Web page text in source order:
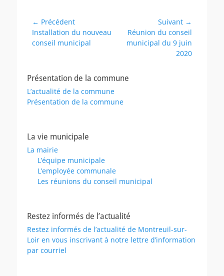
Navigation
de
l’article
← Précédent
Article
précédent :
Installation du nouveau
conseil municipal
Suivant →
Article
suivant :
Réunion du conseil
municipal du 9 juin
2020
Présentation de la commune
L’actualité de la commune
Présentation de la commune
La vie municipale
La mairie
L’équipe municipale
L’employée communale
Les réunions du conseil municipal
Restez informés de l’actualité
Restez informés de l’actualité de Montreuil-sur-
Loir en vous inscrivant à notre lettre d’information
par courriel